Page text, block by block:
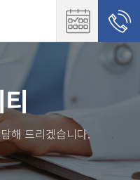
해 드리겠습니다.